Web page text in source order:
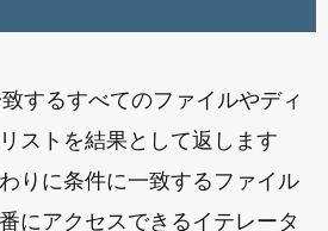
するすべてのファイルやディ
ストを結果として返します
りに条件に一致するファイル
にアクセスできるイテレータ